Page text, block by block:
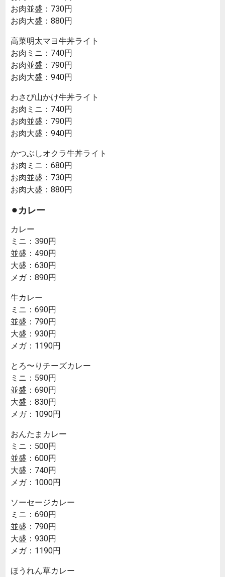
お肉並盛：730円
お肉大盛：880円
高菜明太マヨ牛丼ライト
お肉ミニ：740円
お肉並盛：790円
お肉大盛：940円
わさび山かけ牛丼ライト
お肉ミニ：740円
お肉並盛：790円
お肉大盛：940円
かつぶしオクラ牛丼ライト
お肉ミニ：680円
お肉並盛：730円
お肉大盛：880円
⚫︎カレー
カレー
ミニ：390円
並盛：490円
大盛：630円
メガ：890円
牛カレー
ミニ：690円
並盛：790円
大盛：930円
メガ：1190円
とろ〜りチーズカレー
ミニ：590円
並盛：690円
大盛：830円
メガ：1090円
おんたまカレー
ミニ：500円
並盛：600円
大盛：740円
メガ：1000円
ソーセージカレー
ミニ：690円
並盛：790円
大盛：930円
メガ：1190円
ほうれん草カレー